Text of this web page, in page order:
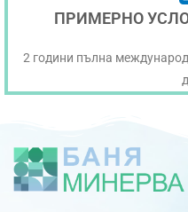
ПРИМЕРНО
2 години пълна